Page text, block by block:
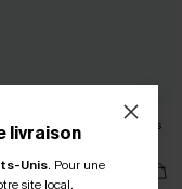
pièce adapté aux règles
livraison
Unis. Pour une
site local.